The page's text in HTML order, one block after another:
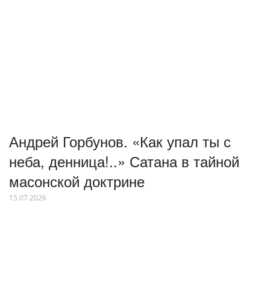
Андрей Горбунов. «Как упал ты с
неба, денница!..» Сатана в тайной
масонской доктрине
15.07.2026